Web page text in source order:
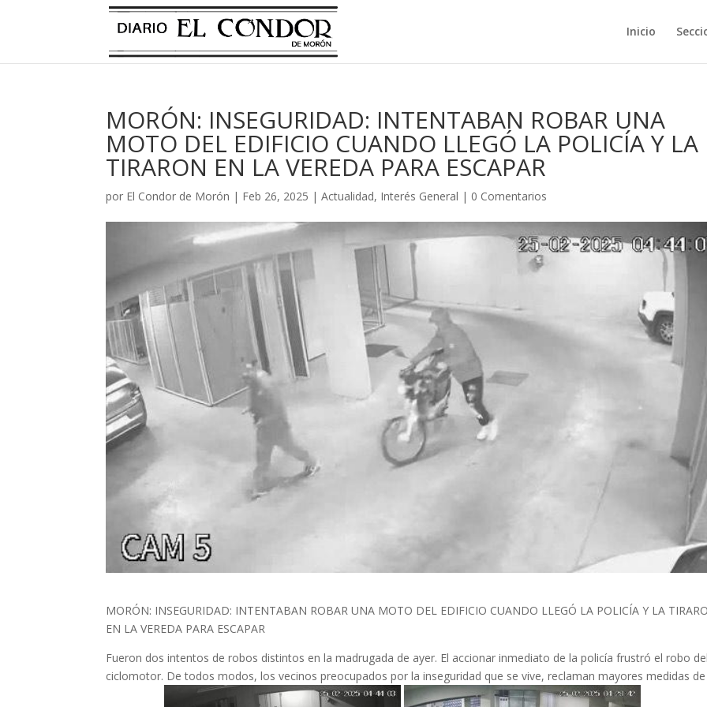
Inicio
MORÓN: INSEGURIDAD: INTENTABAN ROBAR UNA
MOTO DEL EDIFICIO CUANDO LLEGÓ LA POLICÍA Y LA
TIRARON EN LA VEREDA PARA ESCAPAR
por El Condor de Morón | Feb 26, 2025 |Actualidad, Interés General | 0 Comentarios
MORÓN: INSEGURIDAD: INTENTABAN ROBAR UNA MOTO DEL EDIFICIO CUANDO LLEGÓ LA POLICÍA Y LA
EN LA VEREDA PARA ESCAPAR
Fueron dos intentos de robos distintos en la madrugada de ayer. El accionar inmediato de la policía frustró el robo
ciclomotor. De todos modos, los vecinos preocupados por la inseguridad que se vive, reclaman mayores medidas de